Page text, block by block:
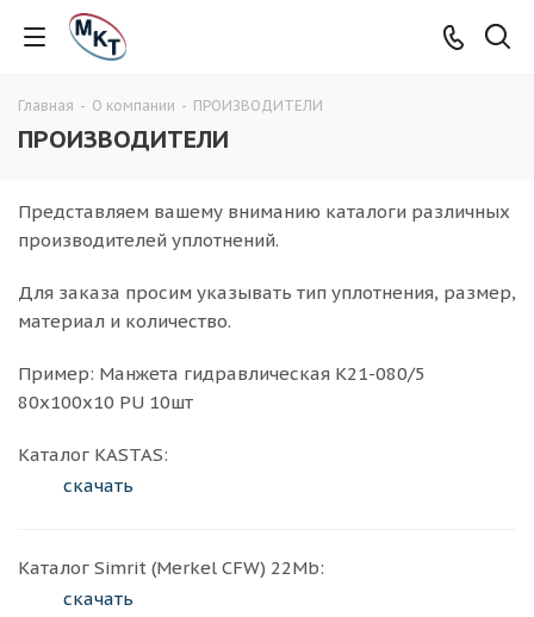
Главная - О компании - ПРОИЗВОДИТЕЛИ
ПРОИЗВОДИТЕЛИ
Представляем вашему вниманию каталоги различных
производителей уплотнений.
Для заказа просим указывать тип уплотнения, размер,
материал и количество.
Пример: Манжета гидравлическая K21-080/5
80x100x10 PU 10шт
Каталог KASTAS:
скачать
Каталог Simrit (Merkel CFW) 22Мb:
скачать